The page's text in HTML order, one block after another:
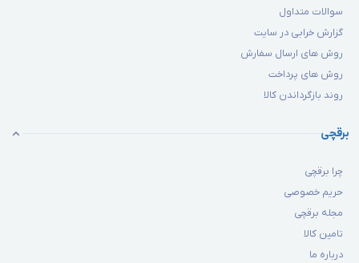
سوالات متداول
گزارش خرابی در سایت
روش های ارسال سفارش
روش های پرداخت
روند بازگرداندن کالا
برقچی
چرا برقچی
حریم خصوصی
مجله برقچی
تامین کالا
درباره ما